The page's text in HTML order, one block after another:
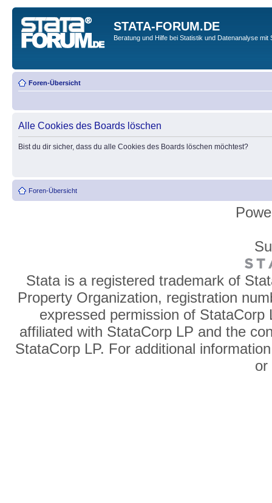
STATA-FORUM.DE
Beratung und Hilfe bei Statistik und Datenanalyse mit
Foren-Übersicht
Alle Cookies des Boards löschen
Bist du dir sicher, dass du alle Cookies des Boards löschen möchtest?
Foren-Übersicht
Stata is a registered trademark of
Property Organization, registration
expressed permission of
affiliated with StataCorp LP and the
StataCorp LP. For additional
or